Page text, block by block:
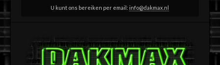
U kunt ons bereiken per email:info@dakmax.nl